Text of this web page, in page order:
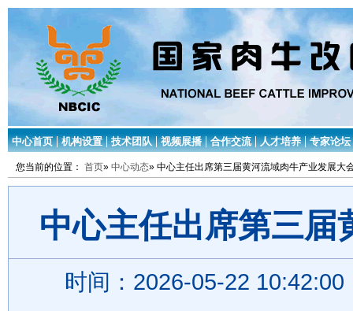
中心首页 机构设置 技术团队 视频展播 合作交流 人才培养 专家论坛
您当前的位置： 首页» 中心动态» 中心主任出席第三届黄河流域肉牛产业发展大
中心主任出席第三届
时间：2026-05-22